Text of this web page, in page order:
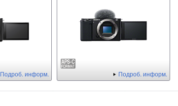
Подроб. информ. Подроб. информ.